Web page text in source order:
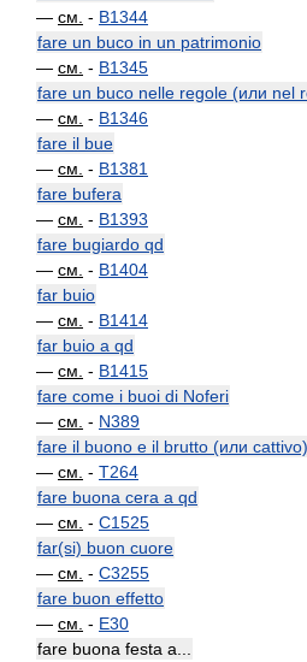
— см. - B1344
fare un buco in un patrimonio
— см. - B1345
fare un buco nelle regole (или nel
— см. - B1346
fare il bue
— см. - B1381
fare bufera
— см. - B1393
fare bugiardo qd
— см. - B1404
far buio
— см. - B1414
far buio a qd
— см. - B1415
fare come i buoi di Noferi
— см. - N389
fare il buono e il brutto (или
— см. - T264
fare buona cera a qd
— см. - C1525
far(si) buon cuore
— см. - C3255
fare buon effetto
— см. - E30
fare buona festa a...